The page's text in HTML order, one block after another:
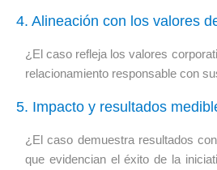
4. Alineación con los valores
¿El caso refleja los valores
relacionamiento responsable con
5. Impacto y resultados
¿El caso demuestra resultados
que evidencian el éxito de la